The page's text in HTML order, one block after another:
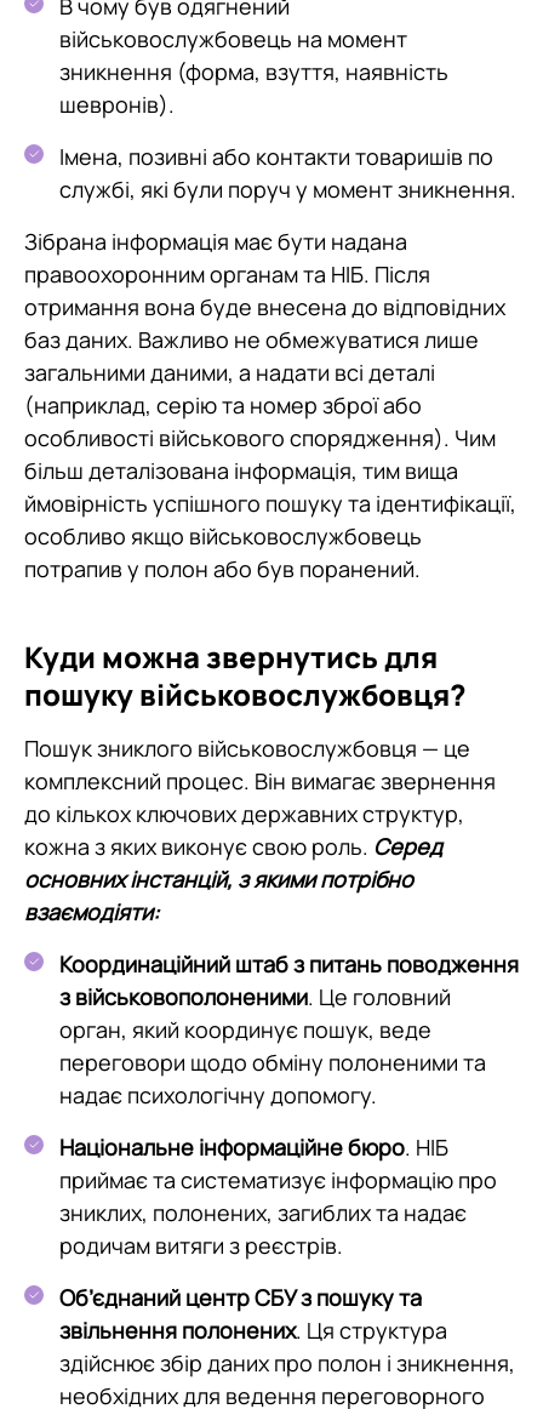
В чому був одягнений
військовослужбовець на момент
зникнення (форма, взуття, наявність
шевронів).
Імена, позивні або контакти товаришів по
службі, які були поруч у момент зникнення.
Зібрана інформація має бути надана
правоохоронним органам та НІБ. Після
отримання вона буде внесена до відповідних
баз даних. Важливо не обмежуватися лише
загальними даними, а надати всі деталі
(наприклад, серію та номер зброї або
особливості військового спорядження). Чим
більш деталізована інформація, тим вища
ймовірність успішного пошуку та ідентифікації,
особливо якщо військовослужбовець
потрапив у полон або був поранений.
Куди можна звернутись для
пошуку військовослужбовця?
Пошук зниклого військовослужбовця — це
комплексний процес. Він вимагає звернення
до кількох ключових державних структур,
кожна з яких виконує свою роль. Серед
основних інстанцій, з якими потрібно
взаємодіяти:
Координаційний штаб з питань поводження
з військовополоненими. Це головний
орган, який координує пошук, веде
переговори щодо обміну полоненими та
надає психологічну допомогу.
Національне інформаційне бюро. НІБ
приймає та систематизує інформацію про
зниклих, полонених, загиблих та надає
родичам витяги з реєстрів.
Об’єднаний центр СБУ з пошуку та
звільнення полонених. Ця структура
здійснює збір даних про полон і зникнення,
необхідних для ведення переговорного